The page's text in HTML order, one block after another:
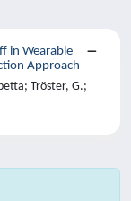
in Wearable
Approach
Tröster, G.;